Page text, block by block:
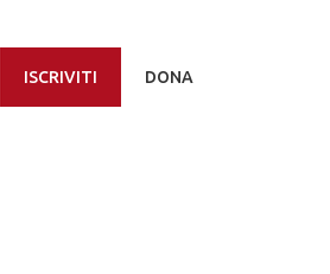
ISCRIVITI DONA